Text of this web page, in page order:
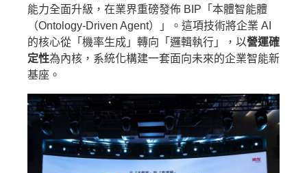
能力全面升級，在業界重磅發佈 BIP「本體智能體
（Ontology-Driven Agent）」。這項技術將企業 AI
的核心從「機率生成」轉向「邏輯執行」，以營運確
定性為內核，系統化構建一套面向未來的企業智能新
基座。